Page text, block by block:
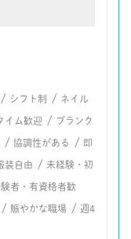
/ シフト制 / ネイル
イム歓迎 / ブランク
/ 協調性がある / 即
装自由 / 未経験・初
者・有資格者歓
/ 賑やかな職場 / 週4